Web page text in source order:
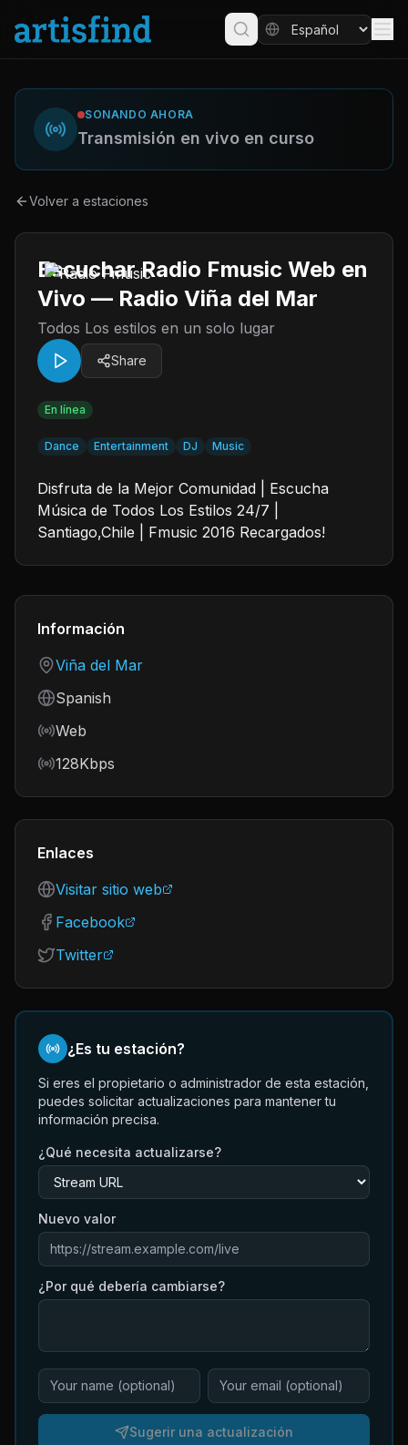
SONANDO AHORA
Transmisión en vivo en curso
Volver a estaciones
Escuchar Radio Fmusic Web en
Vivo — Radio Viña del Mar
Todos Los estilos en un solo lugar
Share
En línea
Dance Entertainment DJ Music
Disfruta de la Mejor Comunidad | Escucha
Música de Todos Los Estilos 24/7 |
Santiago,Chile | Fmusic 2016 Recargados!
Información
Country
Viña del Mar
Language
Spanish
Frequency
Web
Bitrate
128Kbps
Enlaces
Visitar sitio web
Facebook
Twitter
¿Es tu estación?
Si eres el propietario o administrador de esta estación,
puedes solicitar actualizaciones para mantener tu
información precisa.
¿Qué necesita actualizarse?
Nuevo valor
¿Por qué debería cambiarse?
Sugerir una actualización